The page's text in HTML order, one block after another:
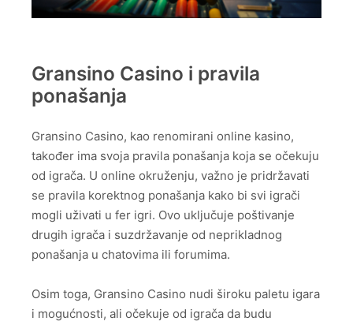
Gransino Casino i pravila
ponašanja
Gransino Casino, kao renomirani online kasino,
također ima svoja pravila ponašanja koja se očekuju
od igrača. U online okruženju, važno je pridržavati
se pravila korektnog ponašanja kako bi svi igrači
mogli uživati u fer igri. Ovo uključuje poštivanje
drugih igrača i suzdržavanje od neprikladnog
ponašanja u chatovima ili forumima.
Osim toga, Gransino Casino nudi široku paletu igara
i mogućnosti, ali očekuje od igrača da budu